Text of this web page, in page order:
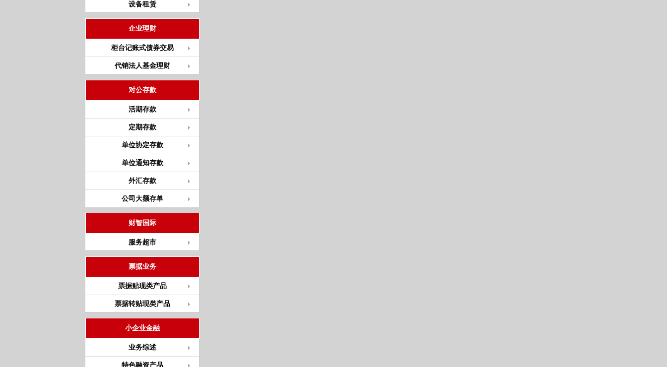
设备租赁
企业理财
柜台记账式债券交易
代销法人基金理财
对公存款
活期存款
定期存款
单位协定存款
单位通知存款
外汇存款
公司大额存单
财智国际
服务超市
票据业务
票据贴现类产品
票据转贴现类产品
小企业金融
业务综述
特色融资产品